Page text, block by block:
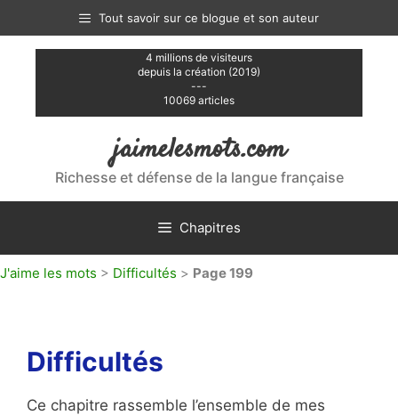
contenu
Tout savoir sur ce blogue et son auteur
4 millions de visiteurs
depuis la création (2019)
---
10069 articles
jaimelesmots.com
Richesse et défense de la langue française
Chapitres
J'aime les mots > Difficultés > Page 199
Difficultés
Ce chapitre rassemble l’ensemble de mes